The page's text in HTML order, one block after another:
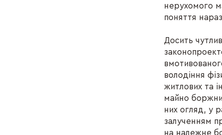
нерухомого
поняття
Досить
володіння
житлових та
майно
них огляд, у
залученням
на належне